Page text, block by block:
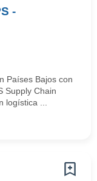
-
Países Bajos con
Supply Chain
logística ...